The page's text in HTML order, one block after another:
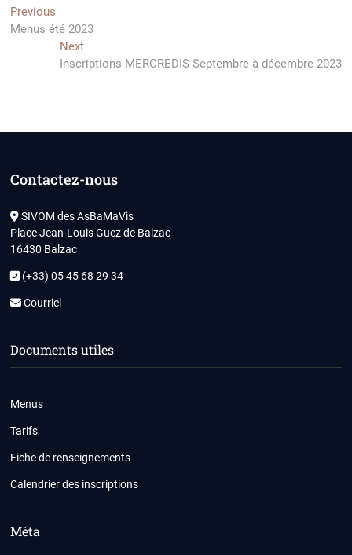
Navigation
de
l’article
Previous
post:
Menus été 2023
NextNext
post:
Inscriptions MERCREDIS Septembre à décembre 2023
Contactez-nous
SIVOM des AsBaMaVis
Place Jean-Louis Guez de Balzac
16430 Balzac
(+33) 05 45 68 29 34
Courriel
Documents utiles
Menus
Tarifs
Fiche de renseignements
Calendrier des inscriptions
Méta